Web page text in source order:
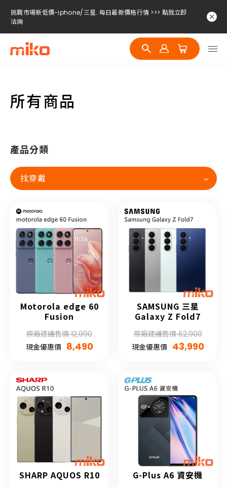
挑戰市場新低價-iphone/三星..每日最新價格行情 >>> 點我立即
洽詢
挑戰市場新低價-iphone/三星..每日最新價格行情 >>> 點我立即
洽詢
挑戰市場新低價-iphone/三星..每日最新價格行情 >>> 點我立即
所有商品
產品分類
找穿戴
Motorola edge 60
Fusion
原廠建議售價 12,990
現金優惠價 8,490
SAMSUNG 三星
Galaxy Z Fold7
原廠建議售價 62,900
現金優惠價 43,990
SHARP AQUOS R10 G-Plus A6 資安機